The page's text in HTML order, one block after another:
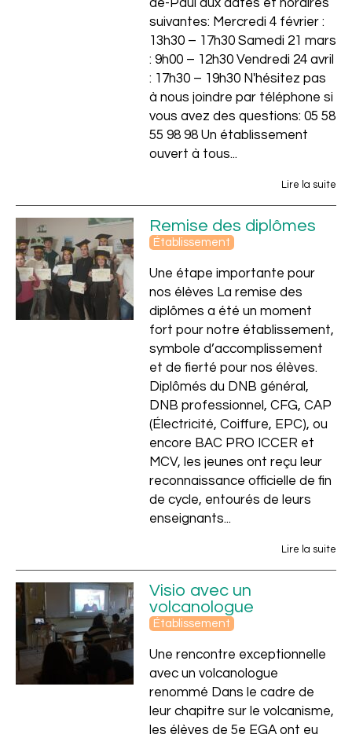
de-Paul aux dates et horaires
suivantes: Mercredi 4 février :
13h30 – 17h30 Samedi 21 mars
: 9h00 – 12h30 Vendredi 24 avril
: 17h30 – 19h30 N'hésitez pas
à nous joindre par téléphone si
vous avez des questions: 05 58
55 98 98 Un établissement
ouvert à tous...
Lire la suite
Remise des diplômes
Établissement
Une étape importante pour
nos élèves La remise des
diplômes a été un moment
fort pour notre établissement,
symbole d’accomplissement
et de fierté pour nos élèves.
Diplômés du DNB général,
DNB professionnel, CFG, CAP
(Électricité, Coiffure, EPC), ou
encore BAC PRO ICCER et
MCV, les jeunes ont reçu leur
reconnaissance officielle de fin
de cycle, entourés de leurs
enseignants...
Lire la suite
Visio avec un
volcanologue
Établissement
Une rencontre exceptionnelle
avec un volcanologue
renommé Dans le cadre de
leur chapitre sur le volcanisme,
les élèves de 5e EGA ont eu